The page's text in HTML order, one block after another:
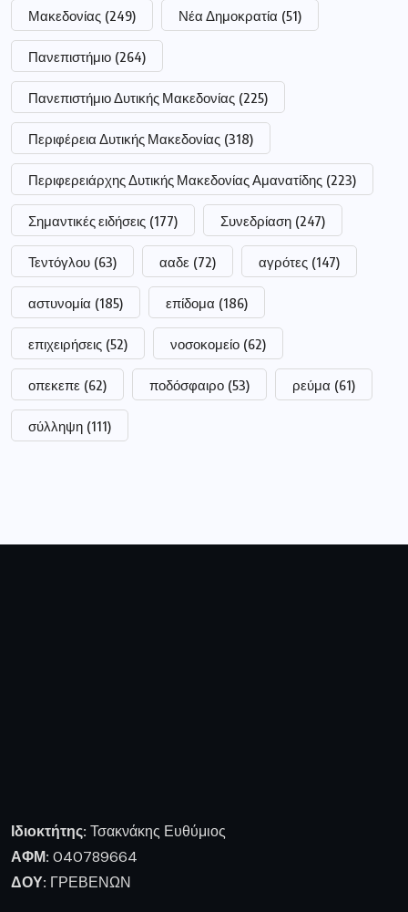
Μακεδονίας (249) Νέα Δημοκρατία (51)
Πανεπιστήμιο (264)
Πανεπιστήμιο Δυτικής Μακεδονίας (225)
Περιφέρεια Δυτικής Μακεδονίας (318)
Περιφερειάρχης Δυτικής Μακεδονίας Αμανατίδης (223)
Σημαντικές ειδήσεις (177) Συνεδρίαση (247)
Τεντόγλου (63) ααδε (72) αγρότες (147)
αστυνομία (185) επίδομα (186)
επιχειρήσεις (52) νοσοκομείο (62)
οπεκεπε (62) ποδόσφαιρο (53) ρεύμα (61)
σύλληψη (111)
Ιδιοκτήτης: Τσακνάκης Ευθύμιος
ΑΦΜ: 040789664
ΔΟΥ: ΓΡΕΒΕΝΩΝ